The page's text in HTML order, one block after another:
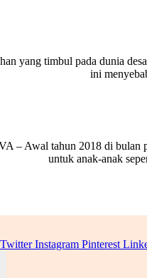
yang timbul pada dunia
ini
– Awal tahun 2018 di bulan
untuk anak-anak
Twitter Instagram Pinterest